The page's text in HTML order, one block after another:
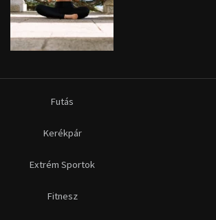
Futás
Kerékpár
Extrém Sportok
Fitnesz